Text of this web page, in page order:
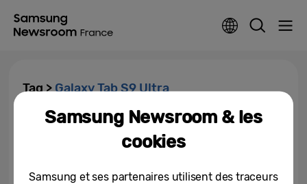
Tag >Galaxy Tab S9 Ultra
Samsung sort le grand jeu de
l’innovation & de l’expérience
31-10-2023
Samsung Newsroom & les
cookies
Samsung et ses partenaires utilisent des traceurs